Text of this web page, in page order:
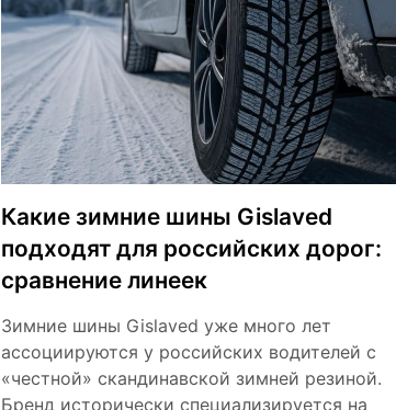
Какие зимние шины Gislaved
подходят для российских дорог:
сравнение линеек
Зимние шины Gislaved уже много лет
ассоциируются у российских водителей с
«честной» скандинавской зимней резиной.
Бренд исторически специализируется на